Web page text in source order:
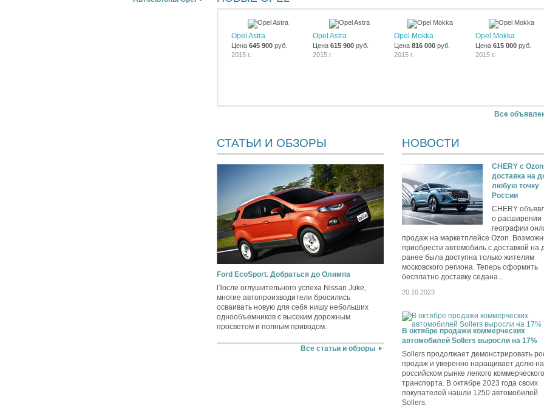
Opel Astra
Цена645 900 руб.
2015 г.
Opel Astra
Цена615 900 руб.
2015 г.
Opel Mokka
Цена 816 000руб.
2015 г.
Opel Mokka
Цена 615 000руб.
2015 г.
Все
СТАТЬИ И ОБЗОРЫ
Ford EcoSport. Добраться до Олимпа
После оглушительного успеха Nissan Juke,
многие автопроизводители бросились
осваивать новую для себя нишу небольших
однообъемников с высоким дорожным
просветом и полным приводом.
Все статьи и обзоры
НОВОСТИ
CHERY c
доставка на
любую точку
России
CHERY
о расширении
географии
продаж на маркетплейсе Ozon.
приобрести автомобиль с доставкой на
ранее была доступна только жителям
московского региона. Теперь оформить
бесплатно доставку седана...
20.10.2023
В октябре продажи коммерческих
автомобилей Sollers выросли на 17%
Sollers продолжает демонстрировать
продаж и уверенно наращивает долю на
российском рынке легкого коммерческого
транспорта. В октябре 2023 года своих
покупателей нашли 1250 автомобилей
Sollers.